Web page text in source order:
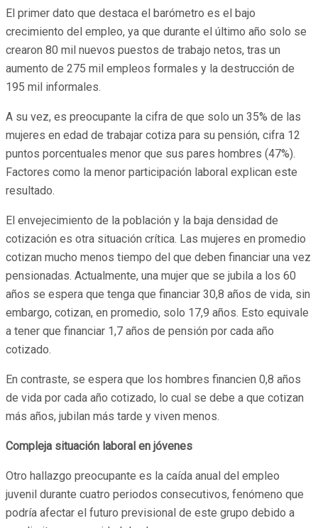
El primer dato que destaca el barómetro es el bajo
crecimiento del empleo, ya que durante el último año solo se
crearon 80 mil nuevos puestos de trabajo netos, tras un
aumento de 275 mil empleos formales y la destrucción de
195 mil informales.
A su vez, es preocupante la cifra de que solo un 35% de las
mujeres en edad de trabajar cotiza para su pensión, cifra 12
puntos porcentuales menor que sus pares hombres (47%).
Factores como la menor participación laboral explican este
resultado.
El envejecimiento de la población y la baja densidad de
cotización es otra situación crítica. Las mujeres en promedio
cotizan mucho menos tiempo del que deben financiar una vez
pensionadas. Actualmente, una mujer que se jubila a los 60
años se espera que tenga que financiar 30,8 años de vida, sin
embargo, cotizan, en promedio, solo 17,9 años. Esto equivale
a tener que financiar 1,7 años de pensión por cada año
cotizado.
En contraste, se espera que los hombres financien 0,8 años
de vida por cada año cotizado, lo cual se debe a que cotizan
más años, jubilan más tarde y viven menos.
Compleja situación laboral en jóvenes
Otro hallazgo preocupante es la caída anual del empleo
juvenil durante cuatro periodos consecutivos, fenómeno que
podría afectar el futuro previsional de este grupo debido a